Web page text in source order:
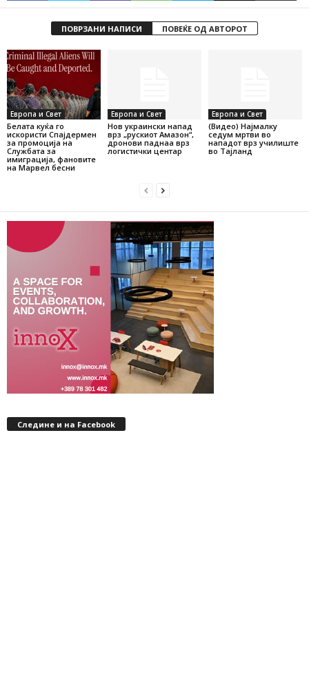
ПОВРЗАНИ НАПИСИ ПОВЕЌЕ ОД АВТОРОТ
Европа и Свет
Белата куќа го
искористи Спајдермен
за промоција на
Службата за
имиграција, фановите
на Марвел бесни
Европа и Свет
Нов украински напад
врз „рускиот Амазон“,
дронови паднаа врз
логистички центар
Европа и Свет
(Видео) Најмалку
седум мртви во
нападот врз училиште
во Тајланд
Следине и на Facebook